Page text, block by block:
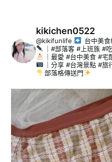
kikichen0522
@kikifunlife
台中美
｜#部落客 #上班族 #
｜最愛 #台中美食 #
｜分享 #台灣景點 #旅
部落格傳送門